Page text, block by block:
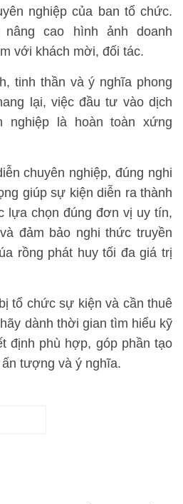
nghiệp của ban tổ chức.
cao hình ảnh doanh
với khách mời, đối tác.
tinh thần và ý nghĩa phong
lại, việc đầu tư vào dịch
nghiệp là hoàn toàn xứng
chuyên nghiệp, đúng nghi
giúp sự kiện diễn ra thành
lựa chọn đúng đơn vị uy tín,
đảm bảo nghi thức truyền
rồng phát huy tối đa giá trị
tổ chức sự kiện và cần thuê
dành thời gian tìm hiểu kỹ
định phù hợp, góp phần tạo
tượng và ý nghĩa.